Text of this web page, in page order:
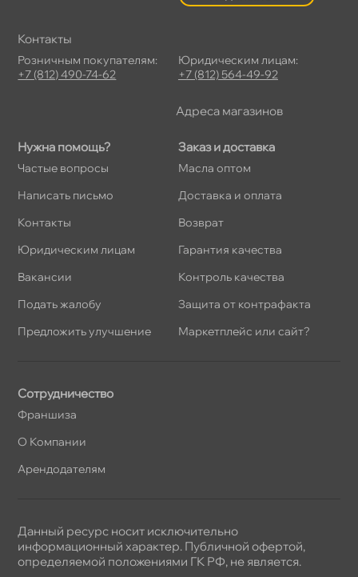
Нужна помощь?
Частые вопросы
Написать письмо
Контакты
Юридическим лицам
акансии
Подать жалобу
Предложить улучшение
Заказ и доставка
Масла оптом
Доставка и оплата
озврат
Гарантия качества
Контроль качества
Защита от контрафакта
Маркетплейс или сайт?
Сотрудничество
Франшиза
О Компании
Арендодателям
Контакты
Розничным покупателям:
+7 (812) 490-74-62
Юридическим лицам:
+7 (812) 564-49-92
Адреса магазино
Данный ресурс носит исключительно
информационный характер. Публичной офертой,
определяемой положениями ГК РФ, не является.